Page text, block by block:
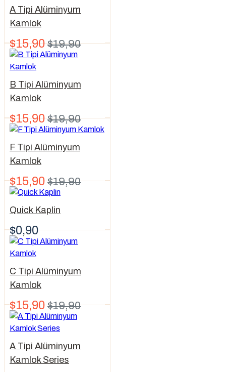
A Tipi Alüminyum
Kamlok
$15,90 $19,90
B Tipi Alüminyum
Kamlok
$15,90 $19,90
F Tipi Alüminyum
Kamlok
$15,90 $19,90
Quick Kaplin
$0,90
C Tipi Alüminyum
Kamlok
$15,90 $19,90
A Tipi Alüminyum
Kamlok Series